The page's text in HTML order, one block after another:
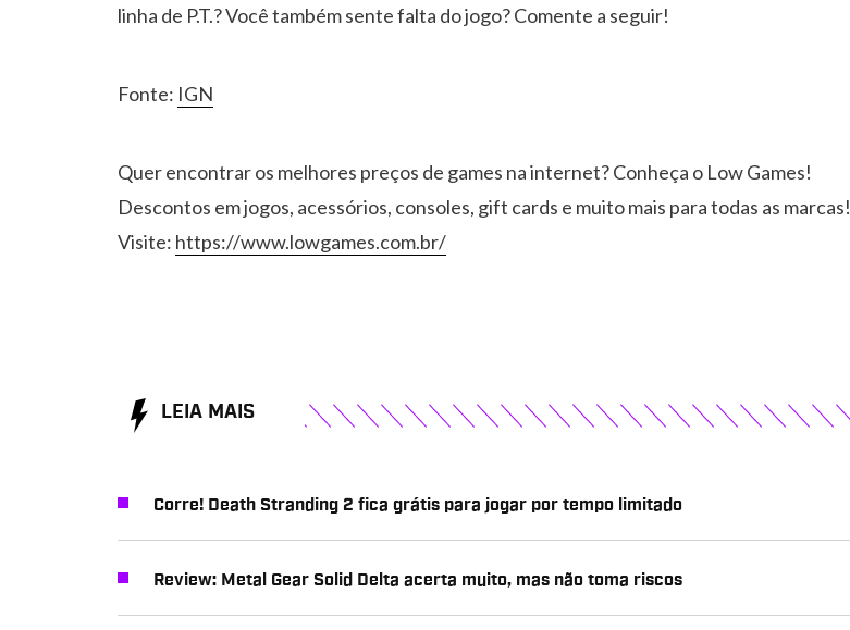
linha de P.T.? Você também sente falta do jogo? Comente a seguir!
Fonte: IGN
Quer encontrar os melhores preços de games na internet? Conheça o Low Games!
Descontos em jogos, acessórios, consoles, gift cards e muito mais para todas as marcas!
Visite: https://www.lowgames.com.br/
LEIA MAIS
Corre! Death Stranding 2 fica grátis para jogar por tempo limitado
Review: Metal Gear Solid Delta acerta muito, mas não toma riscos